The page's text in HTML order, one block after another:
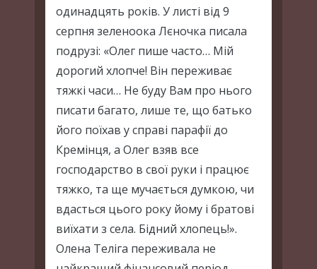
одинадцять років. У листі від 9
серпня зеленоока Лєночка писала
подрузі: «Олег пише часто… Мій
дорогий хлопче! Він переживає
тяжкі часи… Не буду Вам про нього
писати багато, лише те, що батько
його поїхав у справі парафії до
Кремінця, а Олег взяв все
господарство в свої руки і працює
тяжко, та ще мучається думкою, чи
вдасться цього року йому і братові
виїхати з села. Бідний хлопець!».
Олена Теліга переживала не